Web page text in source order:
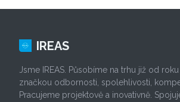
IREAS
Jsme IREAS. Působíme na trhu již od
značkou odbornosti, spolehlivosti,
Pracujeme projektově a inovativně.